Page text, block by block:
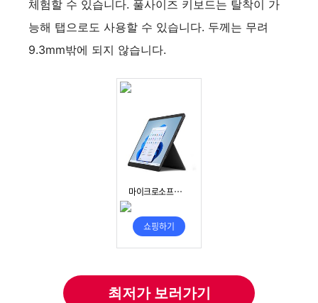
체험할 수 있습니다. 풀사이즈 키보드는 탈착이 가
능해 탭으로도 사용할 수 있습니다. 두께는 무려
9.3mm밖에 되지 않습니다.
최저가 보러가기